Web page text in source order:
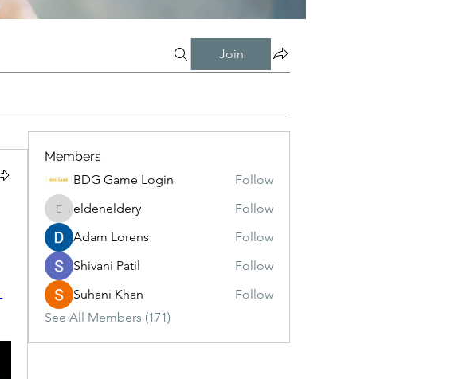
Join
Members
BDG Game Login
Follow
eldeneldery
eldeneldery
Follow
Adam Lorens
Follow
Shivani Patil
Follow
Suhani Khan
Follow
See All Members (171)